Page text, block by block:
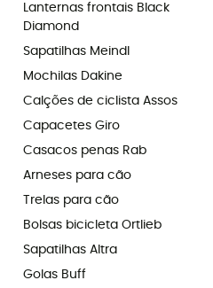
Lanternas frontais Black
Diamond
Sapatilhas Meindl
Mochilas Dakine
Calções de ciclista Assos
Capacetes Giro
Casacos penas Rab
Arneses para cão
Trelas para cão
Bolsas bicicleta Ortlieb
Sapatilhas Altra
Golas Buff